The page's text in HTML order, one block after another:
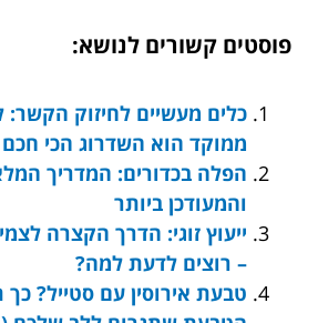
פוסטים קשורים לנושא:
כלים מעשיים לחיזוק הקשר:
ממוקד הוא השדרוג הכי
הפלה בכדורים: המדריך
והמעודכן ביותר
ייעוץ זוגי: הדרך הקצרה
– רוצים לדעת למה?
טבעת אירוסין עם סטייל?